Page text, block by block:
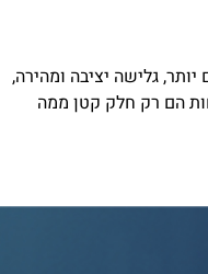
גלישה יציבה ומהירה,
הם רק חלק קטן ממה